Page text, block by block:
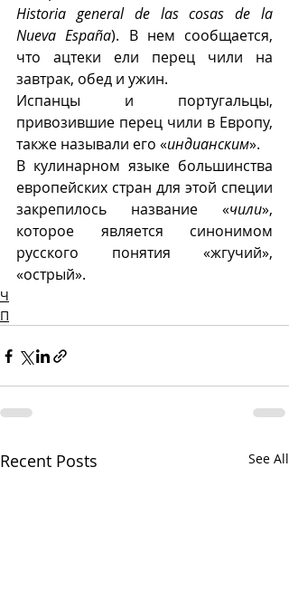
Historia general de las cosas de la
Nueva España). В нем сообщается,
что ацтеки ели перец чили на
завтрак, обед и ужин.
Испанцы и португальцы,
привозившие перец чили в Европу,
также называли его «индианским».
В кулинарном языке большинства
европейских стран для этой специи
закрепилось название «чили»,
которое является синонимом
русского понятия «жгучий»,
«острый».
Ч
П
Recent Posts See All